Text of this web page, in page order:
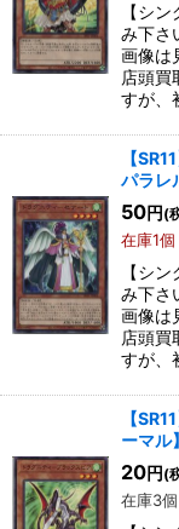
【シ
み下さ
画像は
店頭買
すが、
【
パラレ
50円 (
在庫1個
【シ
み下さ
画像は
店頭買
すが、
【
ーマル】
20円 (
在庫3個